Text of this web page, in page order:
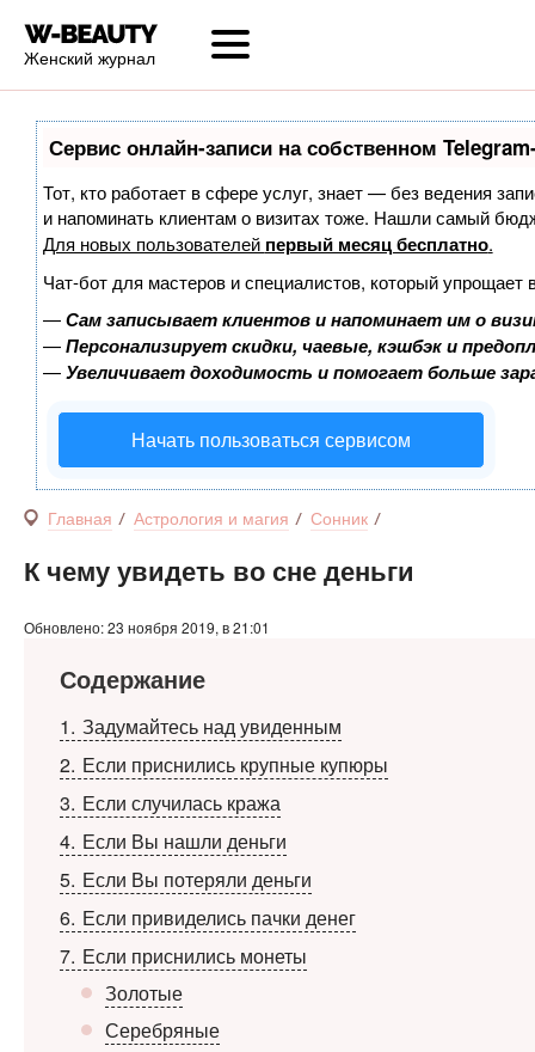
Женский журнал
Сервис онлайн-записи на собственном
Тот, кто работает в сфере услуг, знает — без ведения
и напоминать клиентам о визитах тоже. Нашли самый
Для новых пользователей первый месяц бесплатно.
Чат-бот для мастеров и специалистов, который упрощает
—Сам записывает клиентов и напоминает им о
—Персонализирует скидки, чаевые, кэшбэк и
—Увеличивает доходимость и помогает больше
Начать пользоваться сервисом
Главная Астрология и магия Сонник
К чему увидеть во сне деньги
Обновлено: 23 ноября 2019, в 21:01
Содержание
1 Задумайтесь над увиденным
2 Если приснились крупные купюры
3 Если случилась кража
4 Если Вы нашли деньги
5 Если Вы потеряли деньги
6 Если привиделись пачки денег
7 Если приснились монеты
Золотые
Серебряные